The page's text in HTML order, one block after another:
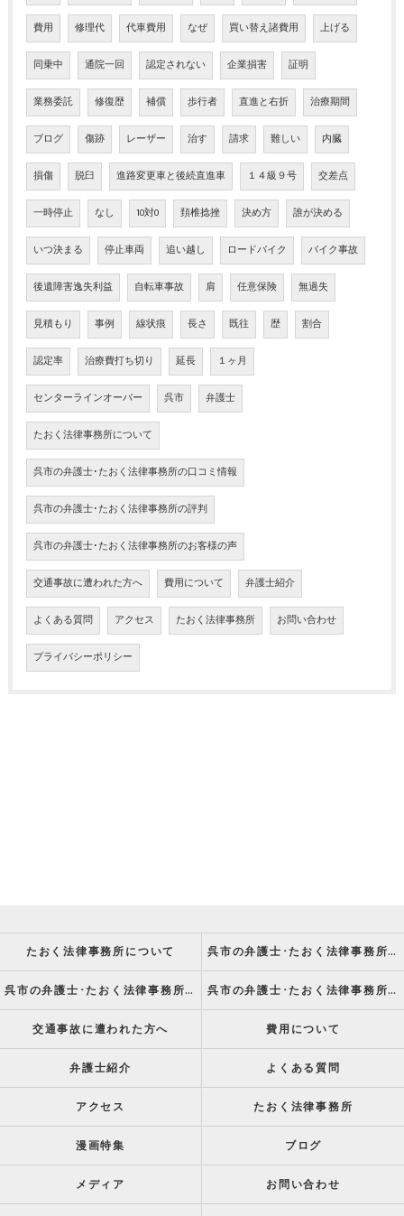
費用 修理代 代車費用 なぜ 買い替え諸費用 上げる
同乗中 通院一回 認定されない 企業損害 証明
業務委託 修復歴 補償 歩行者 直進と右折 治療期間
ブログ 傷跡 レーザー 治す 請求 難しい 内臓
損傷 脱臼 進路変更車と後続直進車 １４級９号 交差点
一時停止 なし 10対0 頚椎捻挫 決め方 誰が決める
いつ決まる 停止車両 追い越し ロードバイク バイク事故
後遺障害逸失利益 自転車事故 肩 任意保険 無過失
見積もり 事例 線状痕 長さ 既往 歴 割合
認定率 治療費打ち切り 延長 １ヶ月
センターラインオーバー 呉市 弁護士
たおく法律事務所について
呉市の弁護士･たおく法律事務所の口コミ情報
呉市の弁護士･たおく法律事務所の評判
呉市の弁護士･たおく法律事務所のお客様の声
交通事故に遭われた方へ 費用について 弁護士紹介
よくある質問 アクセス たおく法律事務所 お問い合わせ
プライバシーポリシー
たおく法律事務所について 呉市の弁護士･たおく法律事務所の強み
呉市の弁護士･たおく法律事務所の特徴 呉市の弁護士･たおく法律事務所の方針
交通事故に遭われた方へ 費用について
弁護士紹介 よくある質問
アクセス たおく法律事務所
漫画特集 ブログ
メディア お問い合わせ